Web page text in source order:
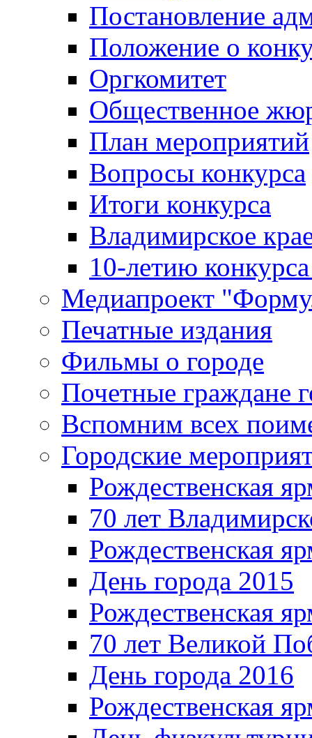
Постановление
Положение о
Оргкомитет
Общественное
План мероприятий
Вопросы конкурса
Итоги конкурса
Владимирское
10-летию
Медиапроект
Печатные издания
Фильмы о городе
Почетные граждане
Вспомним всех
Городские
Рождественская
70 лет
Рождественская
День города 2015
Рождественская
70 лет Великой
День города 2016
Рождественская